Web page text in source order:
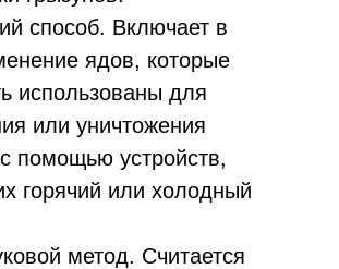
способ. Включает в
ядов, которые
использованы для
или уничтожения
помощью устройств,
горячий или холодный
метод. Считается